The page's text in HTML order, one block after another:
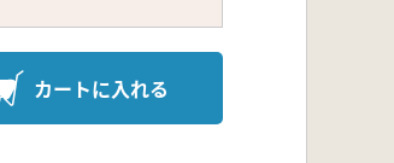
カートに入れる